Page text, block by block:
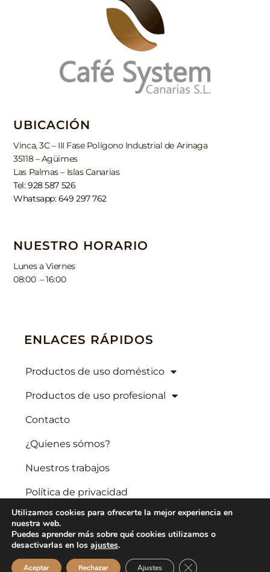
UBICACIÓN
Vinca, 3C – III Fase Polígono Industrial de Arinaga
35118 – Agüimes
Las Palmas – Islas Canarias
Tel: 928 587 526
Whatsapp: 649 297 762
NUESTRO HORARIO
Lunes a Viernes
08:00 – 16:00
ENLACES RÁPIDOS
Productos de uso doméstico
Productos de uso profesional
Contacto
¿Quienes sómos?
Nuestros trabajos
Política de privacidad
Política de cookies
Aviso legal
Utilizamos cookies para ofrecerte la mejor experiencia en
nuestra web.
Puedes aprender más sobre qué cookies utilizamos o
desactivarlas en los ajustes.
Aceptar Rechazar Ajustes Cerrar el banner de